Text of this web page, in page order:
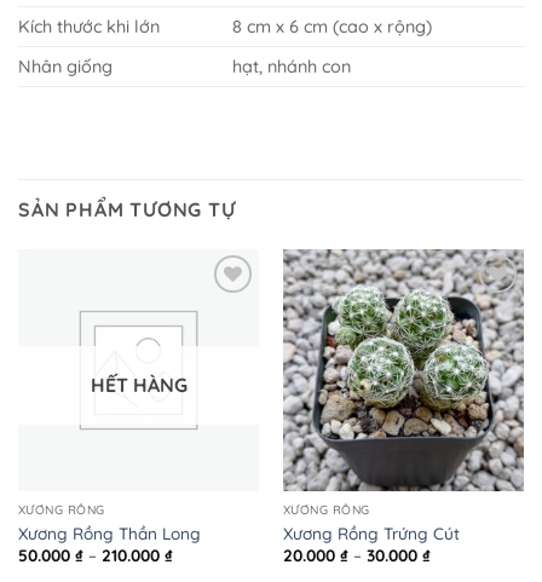
Kích thước khi lớn
8 cm x 6 cm (cao x rộng)
Nhân giống
hạt, nhánh con
SẢN PHẨM TƯƠNG TỰ
HẾT HÀNG
XƯƠNG RỒNG
Xương Rồng Thần Long
50.000 ₫ – 210.000 ₫Khoảng
XƯƠNG RỒNG
Xương Rồng Trứng Cút
20.000 ₫ – 30.000 ₫Khoảng